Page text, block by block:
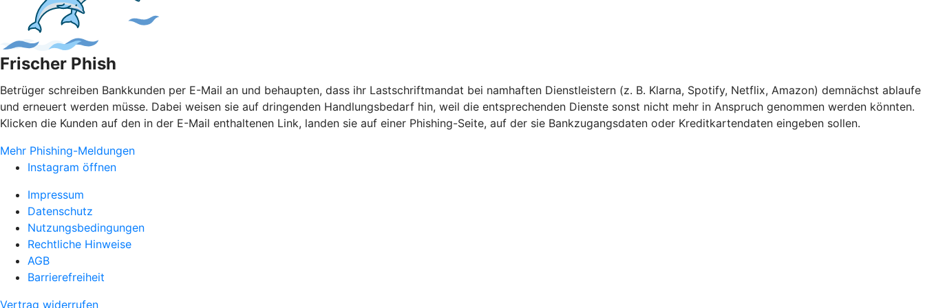
Frischer Phish
Betrüger schreiben Bankkunden per E-Mail an und behaupten, dass ihr Lastschriftmandat bei namhaften Dienstleistern (z. B. Klarna, Spotify, Netflix, Amazon) demnächst ablaufe
und erneuert werden müsse. Dabei weisen sie auf dringenden Handlungsbedarf hin, weil die entsprechenden Dienste sonst nicht mehr in Anspruch genommen werden könnten.
Klicken die Kunden auf den in der E-Mail enthaltenen Link, landen sie auf einer Phishing-Seite, auf der sie Bankzugangsdaten oder Kreditkartendaten eingeben sollen.
Mehr Phishing-Meldungen
Instagram öffnen
Impressum
Datenschutz
Nutzungsbedingungen
Rechtliche Hinweise
AGB
Barrierefreiheit
Vertrag widerrufen